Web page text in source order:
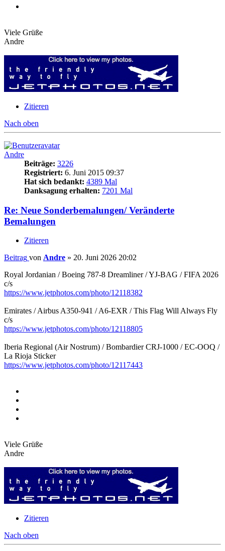
Viele Grüße
Andre
Zitieren
Nach oben
Andre
Beiträge: 3226
Registriert: 6. Juni 2015 09:37
Hat sich bedankt: 4389 Mal
Danksagung erhalten: 7201 Mal
Re: Neue Sonderbemalungen/ Veränderte
Bemalungen
Zitieren
Beitrag von Andre » 20. Juni 2026 20:02
Royal Jordanian / Boeing 787-8 Dreamliner / YJ-BAG / FIFA 2026
c/s
https://www.jetphotos.com/photo/12118382
Emirates / Airbus A350-941 / A6-EXR / This Flag Will Always Fly
c/s
https://www.jetphotos.com/photo/12118805
Iberia Regional (Air Nostrum) / Bombardier CRJ-1000 / EC-OOQ /
La Rioja Sticker
https://www.jetphotos.com/photo/12117443
Viele Grüße
Andre
Zitieren
Nach oben